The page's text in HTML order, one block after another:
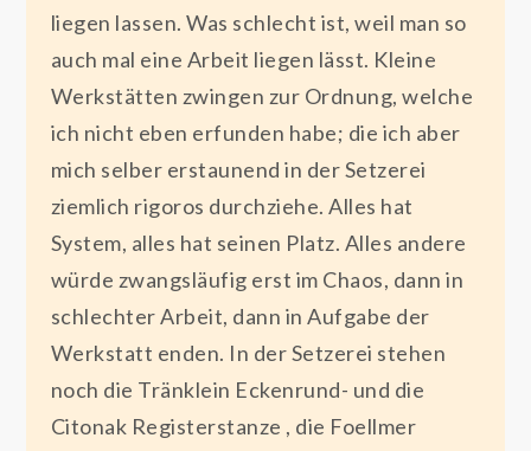
liegen lassen. Was schlecht ist, weil man so
auch mal eine Arbeit liegen lässt. Kleine
Werkstätten zwingen zur Ordnung, welche
ich nicht eben erfunden habe; die ich aber
mich selber erstaunend in der Setzerei
ziemlich rigoros durchziehe. Alles hat
System, alles hat seinen Platz. Alles andere
würde zwangsläufig erst im Chaos, dann in
schlechter Arbeit, dann in Aufgabe der
Werkstatt enden. In der Setzerei stehen
noch die Tränklein Eckenrund- und die
Citonak Registerstanze , die Foellmer